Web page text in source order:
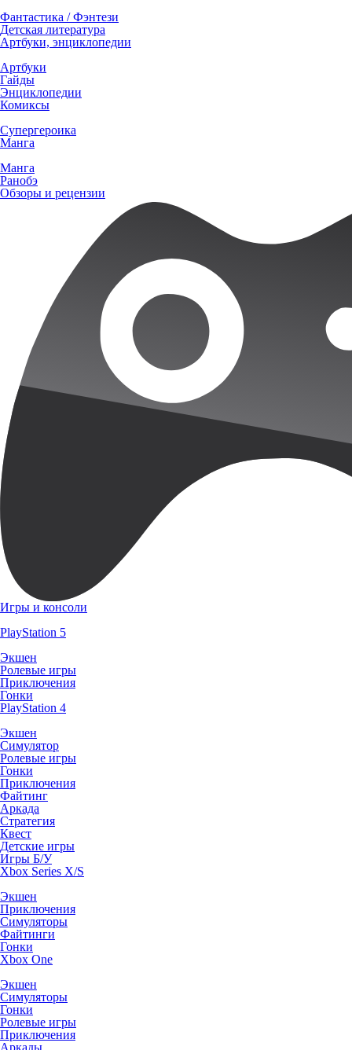
Фантастика / Фэнтези
Детская литература
Артбуки, энциклопедии
Артбуки
Гайды
Энциклопедии
Комиксы
Супергероика
Манга
Манга
Ранобэ
Обзоры и рецензии
Игры и консоли
PlayStation 5
Экшен
Ролевые игры
Приключения
Гонки
PlayStation 4
Экшен
Симулятор
Ролевые игры
Гонки
Приключения
Файтинг
Аркада
Стратегия
Квест
Детские игры
Игры Б/У
Xbox Series X/S
Экшен
Приключения
Симуляторы
Файтинги
Гонки
Xbox One
Экшен
Симуляторы
Гонки
Ролевые игры
Приключения
Аркады